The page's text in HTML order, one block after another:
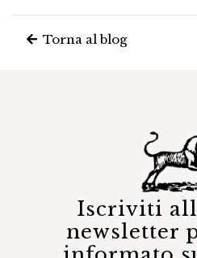
Torna al blog
Iscriviti
newsletter